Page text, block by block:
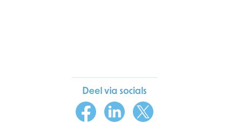
Deel via socials
FacebookLinkedIn
X